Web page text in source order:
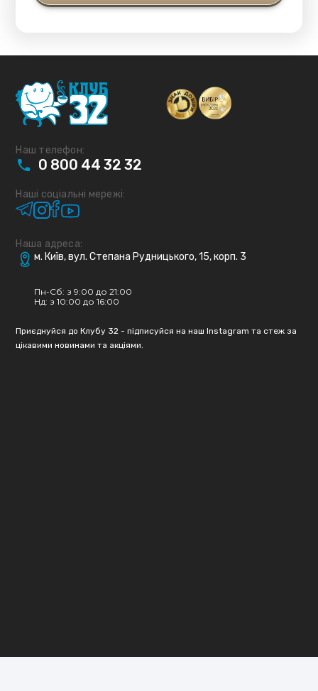
Наш телефон:
0 800 44 32 32
Наші соціальні мережі:
Наша адреса:
м. Київ, вул. Степана Рудницького, 15, корп. 3
Пн-Сб: з 9:00 до 21:00
Нд: з 10:00 до 16:00
Приєднуйся до Клубу 32 - підписуйся на наш Instagram та стеж за
цікавими новинами та акціями.